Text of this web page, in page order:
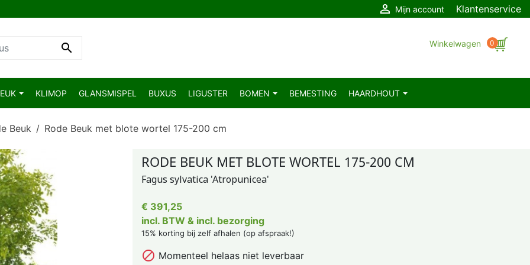
 Mijn account Klantenservice
 Winkelwagen 0
KLIMOP GLANSMISPEL BUXUS LIGUSTER BOMEN BEMESTING HAARDHOUT
Beuk Rode Beuk met blote wortel 175-200 cm
RODE BEUK MET BLOTE WORTEL 175-200 CM
Fagus sylvatica 'Atropunicea'
€ 391,25
incl. BTW & incl. bezorging
15% korting bij zelf afhalen (op afspraak!)
 Momenteel helaas niet leverbaar